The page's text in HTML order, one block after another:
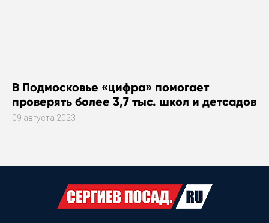
В Подмосковье «цифра» помогает
проверять более 3,7 тыс. школ и детсадов
09 августа 2023